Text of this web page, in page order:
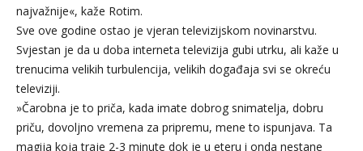
najvažnije«, kaže Rotim.
Sve ove godine ostao je vjeran televizijskom novinarstvu.
Svjestan je da u doba interneta televizija gubi utrku, ali kaže u
trenucima velikih turbulencija, velikih događaja svi se okreću
televiziji.
»Čarobna je to priča, kada imate dobrog snimatelja, dobru
priču, dovoljno vremena za pripremu, mene to ispunjava. Ta
magija koja traje 2-3 minute dok je u eteru i onda nestane